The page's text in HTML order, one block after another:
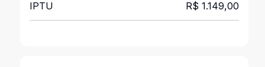
IPTU R$ 1.149,00